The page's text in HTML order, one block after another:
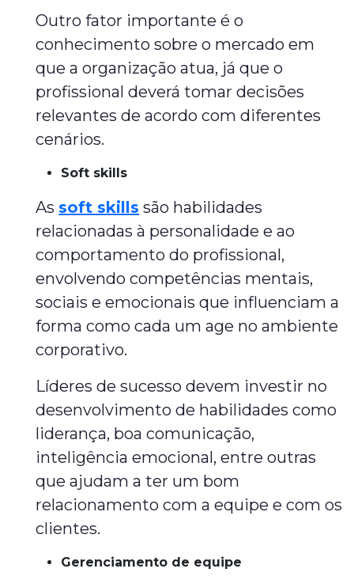
Outro fator importante é o
conhecimento sobre o mercado em
que a organização atua, já que o
profissional deverá tomar decisões
relevantes de acordo com diferentes
cenários.
Soft skills
As soft skills são habilidades
relacionadas à personalidade e ao
comportamento do profissional,
envolvendo competências mentais,
sociais e emocionais que influenciam a
forma como cada um age no ambiente
corporativo.
Líderes de sucesso devem investir no
desenvolvimento de habilidades como
liderança, boa comunicação,
inteligência emocional, entre outras
que ajudam a ter um bom
relacionamento com a equipe e com os
clientes.
Gerenciamento de equipe